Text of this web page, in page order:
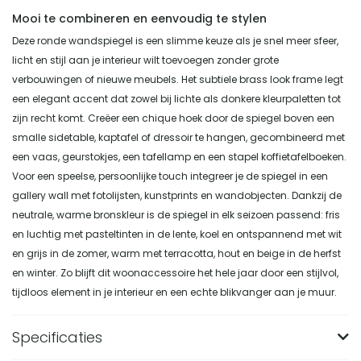
Mooi te combineren en eenvoudig te stylen
Deze ronde wandspiegel is een slimme keuze als je snel meer sfeer,
licht en stijl aan je interieur wilt toevoegen zonder grote
verbouwingen of nieuwe meubels. Het subtiele brass look frame legt
een elegant accent dat zowel bij lichte als donkere kleurpaletten tot
zijn recht komt. Creëer een chique hoek door de spiegel boven een
smalle sidetable, kaptafel of dressoir te hangen, gecombineerd met
een vaas, geurstokjes, een tafellamp en een stapel koffietafelboeken.
Voor een speelse, persoonlijke touch integreer je de spiegel in een
gallery wall met fotolijsten, kunstprints en wandobjecten. Dankzij de
neutrale, warme bronskleur is de spiegel in elk seizoen passend: fris
en luchtig met pasteltinten in de lente, koel en ontspannend met wit
en grijs in de zomer, warm met terracotta, hout en beige in de herfst
en winter. Zo blijft dit woonaccessoire het hele jaar door een stijlvol,
tijdloos element in je interieur en een echte blikvanger aan je muur.
Specificaties